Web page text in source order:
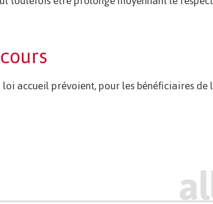
loi accueil prévoient, pour les bénéficiaires